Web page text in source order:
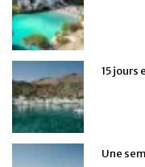
15 jours
Une